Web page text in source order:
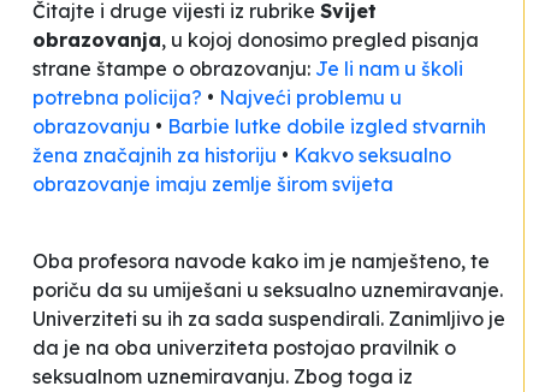
Čitajte i druge vijesti iz rubrike Svijet
obrazovanja, u kojoj donosimo pregled pisanja
strane štampe o obrazovanju: Je li nam u školi
potrebna policija? • Najveći problemu u
obrazovanju • Barbie lutke dobile izgled stvarnih
žena značajnih za historiju • Kakvo seksualno
obrazovanje imaju zemlje širom svijeta
Oba profesora navode kako im je namješteno, te
poriču da su umiješani u seksualno uznemiravanje.
Univerziteti su ih za sada suspendirali. Zanimljivo je
da je na oba univerziteta postojao pravilnik o
seksualnom uznemiravanju. Zbog toga iz